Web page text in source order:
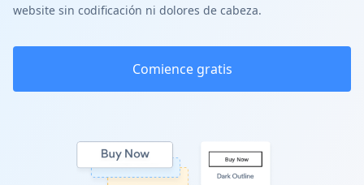
website sin codificación ni dolores de cabeza.
Comience gratis